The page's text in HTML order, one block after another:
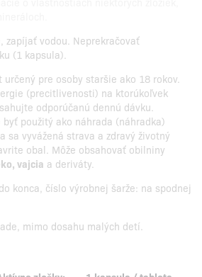
zapíjať vodou. Neprekračovať
(1 kapsula).
určený pre osoby staršie ako 18 rokov.
(precitlivenosti) na ktorúkoľvek
odporúčanú dennú dávku.
použitý ako náhrada (náhradka)
sa vyvážená strava a zdravý životný
obal. Môže obsahovať obilniny
vajcia a deriváty.
konca, číslo výrobnej šarže: na spodnej
mimo dosahu malých detí.